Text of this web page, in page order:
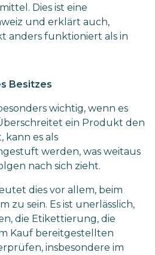
Dies ist eine
und erklärt auch,
anders funktioniert als in
Besitzes
wichtig, wenn es
ein Produkt den
kann es als
werden, was weitaus
nach sich zieht.
dies vor allem, beim
zu sein. Es ist unerlässlich,
die Etikettierung, die
Kauf bereitgestellten
insbesondere im